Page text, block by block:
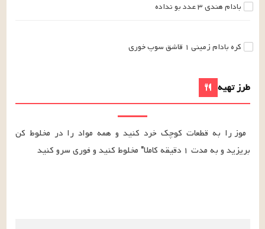
بادام هندی۳عددبو نداده
کره بادام زمینی ۱ قاشق سوپ خوری
طرز تهیه
بریزید و به مدت ۱ دقیقه کاملا" مخلوط کنید و فوری سرو کنید